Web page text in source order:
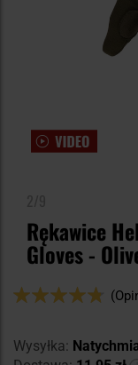
Rękawice
Gloves -
Ocena:
Wysyłka: